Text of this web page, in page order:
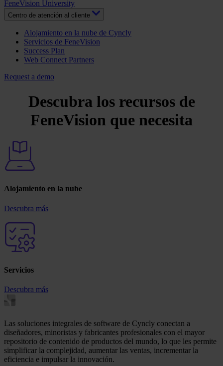
FeneVision University
Centro de atención al cliente
Alojamiento en la nube de Cyncly
Servicios de FeneVision
Success Plan
Web Connect Partners
Request a demo
Descubra los recursos de
FeneVision que necesita
Alojamiento en la nube
Descubra más
Servicios
Descubra más
Las soluciones integrales de software de Cyncly conectan a
diseñadores, minoristas y fabricantes profesionales con el mayor
repositorio de contenido de productos del mundo, lo que les permite
simplificar la complejidad, aumentar las ventas, incrementar la
eficiencia e impulsar la innovación.